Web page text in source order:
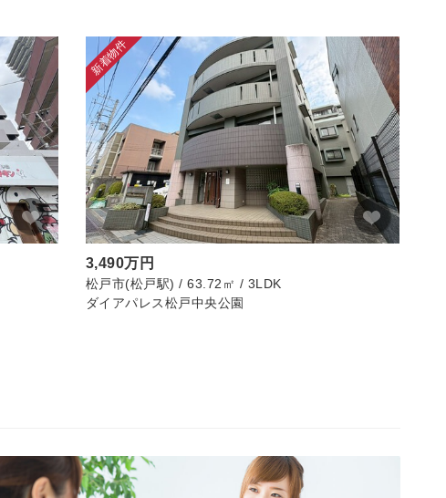
新着物件
3,490万円
松戸市(松戸駅) / 63.72㎡ / 3LDK
ダイアパレス松戸中央公園